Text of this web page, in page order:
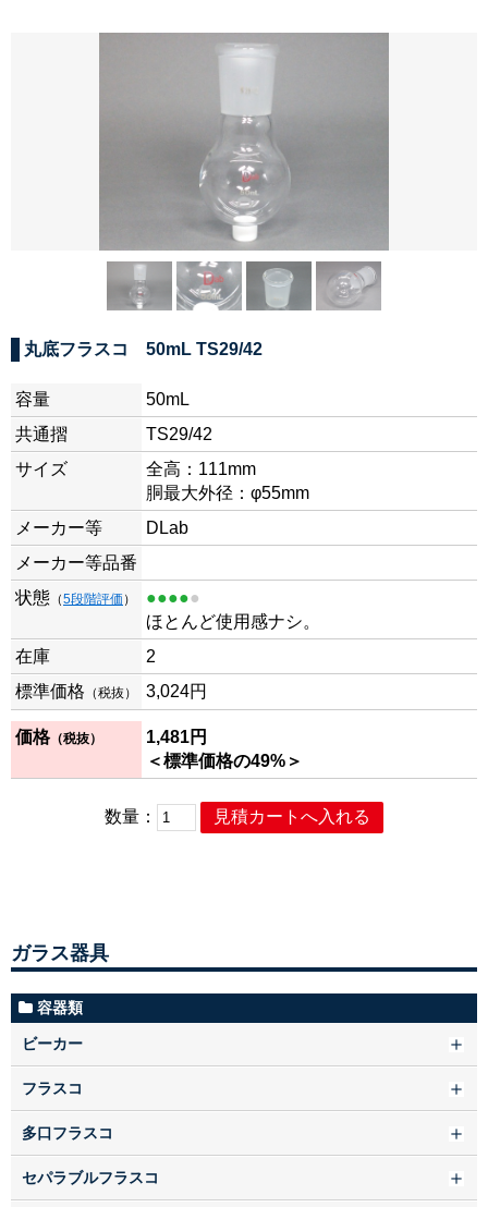
丸底フラスコ 50mL TS29/42
容量
50mL
共通摺
TS29/42
サイズ
全高：111mm
胴最大外径：φ55mm
メーカー等
DLab
メーカー等品番
状態 （5段階評価 ） ●●●●●
ほとんど使用感ナシ。
在庫
2
標準価格 （税抜） 3,024円
価格（税抜）
1,481円
＜標準価格の49%＞
数量：
ガラス器具
容器類
ビーカー
フラスコ
多口フラスコ
セパラブルフラスコ